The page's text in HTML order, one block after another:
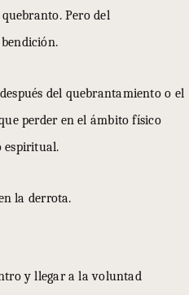
Pero del
del quebrantamiento o el
perder en el ámbito físico
espiritual.
la derrota.
y llegar a la voluntad